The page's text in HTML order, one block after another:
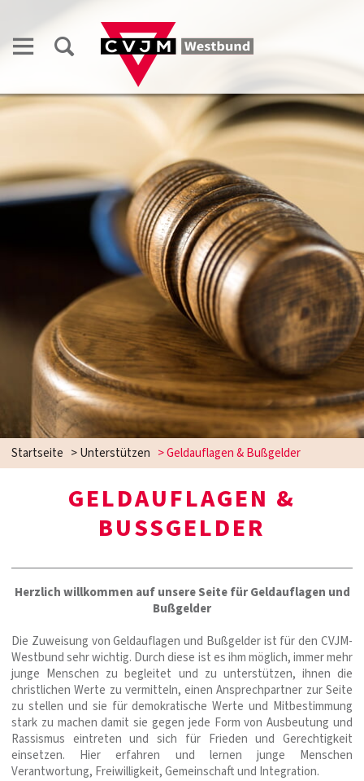
Startseite >Unterstützen >Geldauflagen & Bußgelder
GELDAUFLAGEN &
BUSSGELDER
Herzlich willkommen auf unsere Seite fürGeldauflagen und
Bußgelder
Die Zuweisung von Geldauflagen und Bußgelder ist für den CVJM-
Westbund sehr wichtig. Durch diese ist es ihm möglich, immer mehr
junge Menschen zu begleitet und zu unterstützen, ihnen die
christlichen Werte zu vermitteln, einen Ansprechpartner zur Seite
zu stellen und sie für demokratische Werte und Mitbestimmung
stark zu machen damit sie gegen jede Form von Ausbeutung und
Rassismus eintreten und sich für Frieden und Gerechtigkeit
einsetzen. Hier erfahren und lernen junge Menschen
Verantwortung, Freiwilligkeit, Gemeinschaft und Integration.